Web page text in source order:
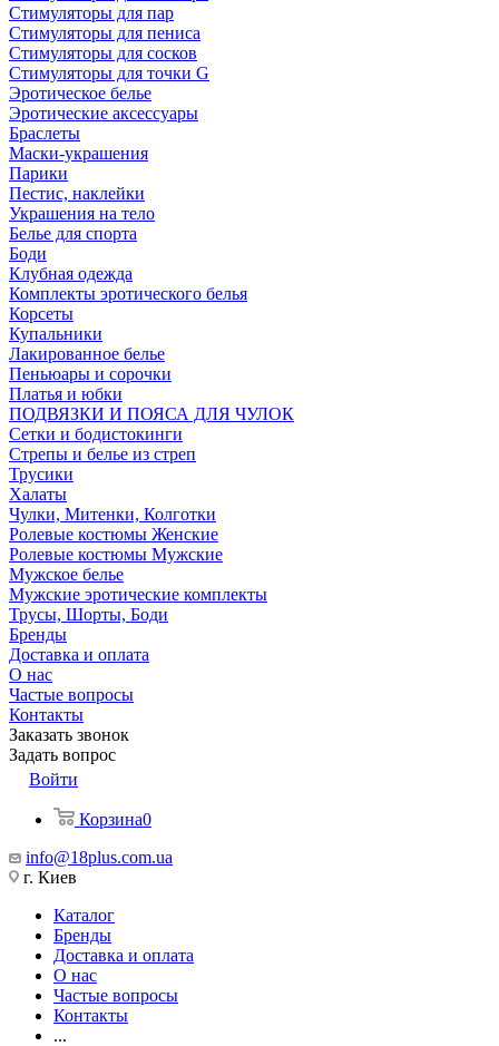
Стимуляторы для пар
Стимуляторы для пениса
Стимуляторы для сосков
Стимуляторы для точки G
Эротическое белье
Эротические аксессуары
Браслеты
Маски-украшения
Парики
Пестис, наклейки
Украшения на тело
Белье для спорта
Боди
Клубная одежда
Комплекты эротического белья
Корсеты
Купальники
Лакированное белье
Пеньюары и сорочки
Платья и юбки
ПОДВЯЗКИ И ПОЯСА ДЛЯ ЧУЛОК
Сетки и бодистокинги
Стрепы и белье из стреп
Трусики
Халаты
Чулки, Митенки, Колготки
Ролевые костюмы Женские
Ролевые костюмы Мужские
Мужское белье
Мужские эротические комплекты
Трусы, Шорты, Боди
Бренды
Доставка и оплата
О нас
Частые вопросы
Контакты
Заказать звонок
Задать вопрос
Войти
Корзина0
info@18plus.com.ua
г. Киев
Каталог
Бренды
Доставка и оплата
О нас
Частые вопросы
Контакты
...